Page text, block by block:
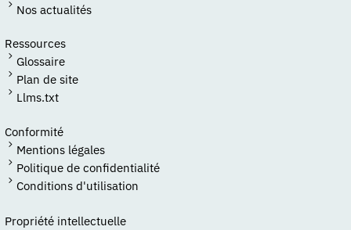
Nos actualités
Ressources
Glossaire
Plan de site
Llms.txt
Conformité
Mentions légales
Politique de confidentialité
Conditions d'utilisation
Propriété intellectuelle